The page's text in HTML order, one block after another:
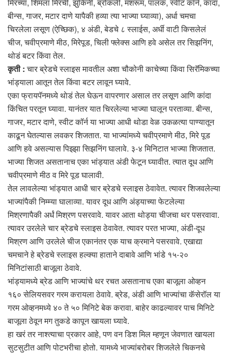
मिरच्या, शिमला मिरची, झुकिनी, ब्रोकली, मशरूम, पालक, स्वीट कॉर्न, कांदा,
बीन्स, गाजर, मटार दाणे यापैकी हव्या त्या भाज्या घ्याव्या), अर्धा चमचा
चिरलेला लसूण (ऐच्छिक), ४ अंडी, बेडचे ८ स्लाईस, अर्धी वाटी किसलेलं
चीज, चवीप्रमाणे मीठ, मिरेपूड, चिली फ्लेक्स आणि हवे असेल तर सिझनिंग,
थोडं बटर किंवा तेल.
कृती :चार ब्रेडचे स्लाइस मावतील अशा चौकोनी काचेच्या किंवा सिरॅमिकच्या
भांड्याला आतून तेल किंवा बटर लावून घ्यावे.
एका फ्रायपॅनमध्ये थाेडं तेल घेऊन वापरणार असाल तर लसूण आणि कांदा
किंचित परतून घ्यावा. यानंतर यात चिरलेल्या भाज्या घालून परताव्या. बीन्स,
गाजर, मटार दाणे, स्वीट कॉर्न या भाज्या आधी थोडा वेळ उकळत्या पाण्यातून
काढून घेतल्यास लवकर शिजतात. या भाज्यांमध्ये चवीप्रमाणे मीठ, मिरे पूड
आणि हवे असल्यास पिझ्झा सिझनिंग घालावे. ३-४ मिनिटात भाज्या शिजतात.
भाज्या शिजत असतानाच एका भांड्यात अंडी फेटून घ्यावीत. त्यात दूध आणि
चवीप्रमाणे मीठ व मिरे पूड घालावी.
तेल लावलेल्या भांड्यात आधी चार ब्रेडचे स्लाइस ठेवावेत. त्यावर शिजवलेल्या
भाज्यांपैकी निम्म्या घालाव्या. यावर दूध आणि अंड्याच्या फेटलेल्या
मिश्रणापैकी अर्धं मिश्रण पसरवावे. यावर आता थोड्या चीजचा थर पसरवावा.
त्यावर उरलेले चार ब्रेडचे स्लाइस ठेवावेत. त्यावर परत भाज्या, अंडी-दूध
मिश्रण आणि उरलेले चीज एकानंतर एक याच क्रमाने पसरवावे. एखाद्या
चमचाने हे ब्रेडचे स्लाइस हल्क्या हाताने दाबावे आणि भांडे १५-२०
मिनिटांसाठी बाजूला ठेवावे.
भांड्यामध्ये ब्रेड आणि भाज्यांचे थर रचत असतानाच एका बाजूला ओव्हन
१६० सेलियसवर गरम करायला ठेवावे. ब्रेड, अंडी आणि भाज्यांचा कॅसेरॉल या
गरम ओव्हनमध्ये ४० ते ५० मिनिटे बेक करावा. बाहेर काढल्यावर पाच मिनिटे
बाजूला ठेवून मग तुकडे कापून खायला घ्यावे.
हा खरं तर नाश्त्याचा प्रकार आहे, पण वन डिश मिल म्हणून जेवणात खायला
सुटसुटीत आणि पोटभरीचा होतो. यामध्ये भाज्यांबरोबर शिजलेले चिकनचे